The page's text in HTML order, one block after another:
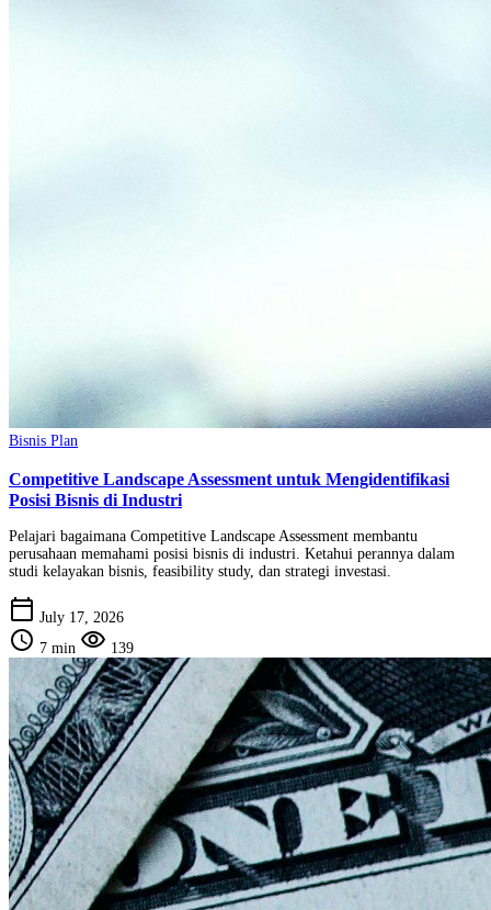
Bisnis Plan
Competitive Landscape Assessment untuk Mengidentifikasi
Posisi Bisnis di Industri
Pelajari bagaimana Competitive Landscape Assessment membantu
perusahaan memahami posisi bisnis di industri. Ketahui perannya dalam
studi kelayakan bisnis, feasibility study, dan strategi investasi.
calendar_today July 17, 2026
schedule 7 min visibility 139